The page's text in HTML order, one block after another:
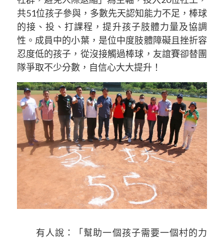
共51位孩子參與，多數先天認知能力不足，棒球
的接、投、打課程，提升孩子肢體力量及協調
性。成員中的小葉，是位中度肢體障礙且挫折容
忍度低的孩子，從沒接觸過棒球，友誼賽卻替團
隊爭取不少分數，自信心大大提升！
有人說：「幫助一個孩子需要一個村的力